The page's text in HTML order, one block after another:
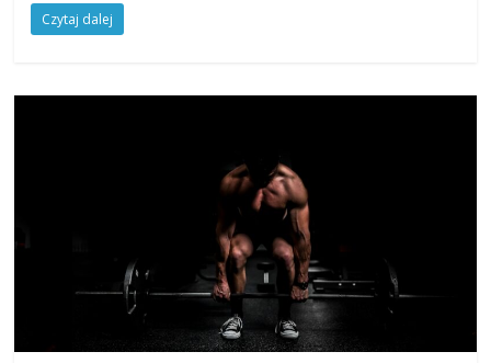
Czytaj dalej